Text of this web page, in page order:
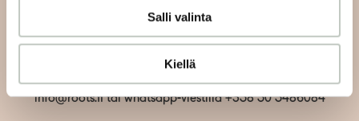
Salli valinta
Kiellä
Lähetämme sinulle vastauksen viestiisi 48 tunnin sisällä
ja viikonlopun aikana tuleviin viesteihin seuraavien
arkipäivien aikana.
info@roots.fitai whatsapp-viestillä+358 50 5486084